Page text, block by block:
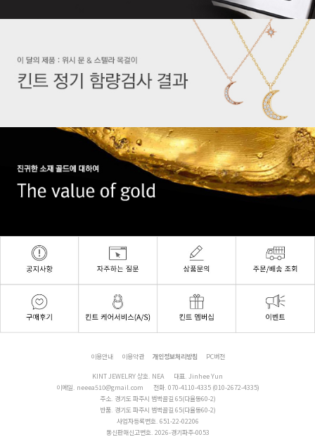
이용안내 이용약관 개인정보처리방침 PC버전
KINT JEWELRY 상호. NEA
대표. Jinhee Yun
이메일. neeea510@gmail.com 전화. 070-4110-4335 (010-2672-4335)
주소. 경기도 파주시 범벅골길 65(다율동60-2)
반품. 경기도 파주시 범벅골길 65(다율동60-2)
사업자등록번호. 651-22-02206
통신판매신고번호. 2026-경기파주-0053